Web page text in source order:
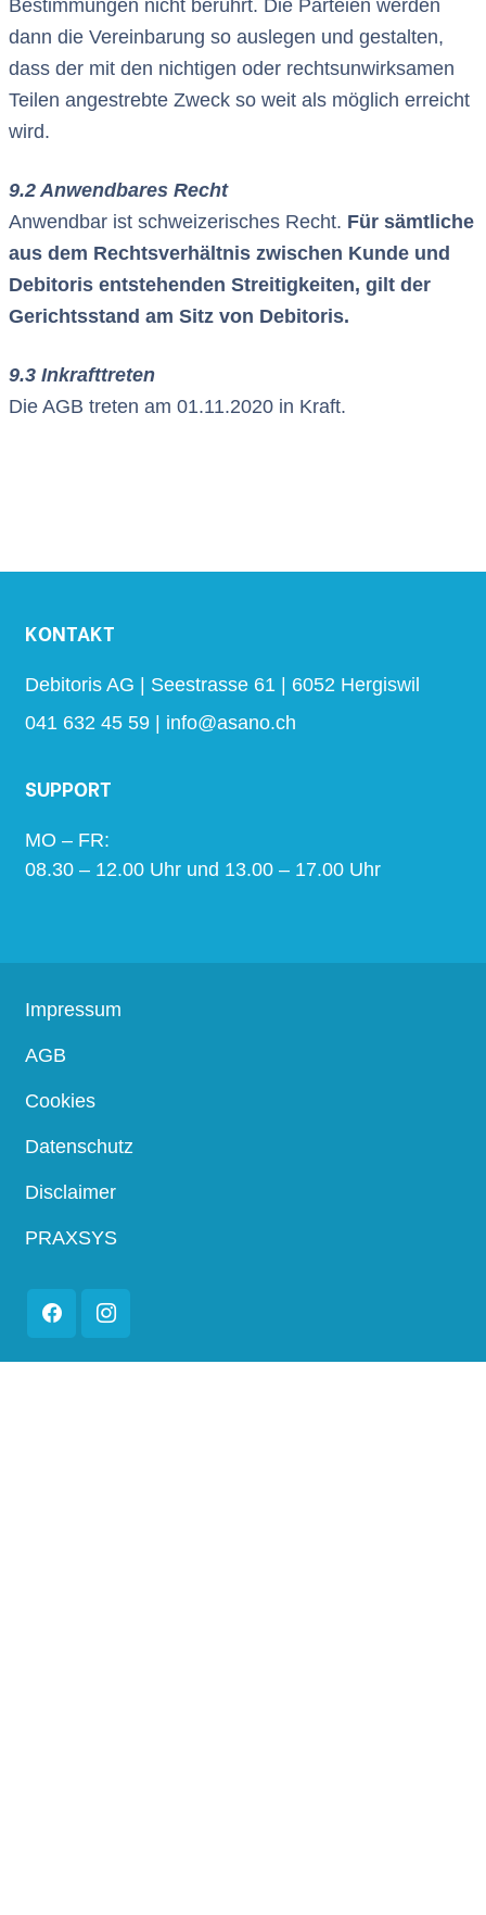
Bestimmungen nicht berührt. Die Parteien werden
dann die Vereinbarung so auslegen und gestalten,
dass der mit den nichtigen oder rechtsunwirksamen
Teilen angestrebte Zweck so weit als möglich erreicht
wird.
9.2 Anwendbares Recht
Anwendbar ist schweizerisches Recht. Für sämtliche
aus dem Rechtsverhältnis zwischen Kunde und
Debitoris entstehenden Streitigkeiten, gilt der
Gerichtsstand am Sitz von Debitoris.
9.3 Inkrafttreten
Die AGB treten am 01.11.2020 in Kraft.
KONTAKT
Debitoris AG | Seestrasse 61 | 6052 Hergiswil
041 632 45 59
info@asano.ch
SUPPORT
MO – FR:
08.30 – 12.00 Uhr und 13.00 – 17.00 Uhr
Impressum
AGB
Cookies
Datenschutz
Disclaimer
PRAXSYS